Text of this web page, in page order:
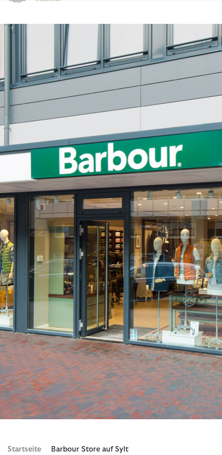
Klicken Sie hier, um unsere Barrierefreiheitserklärung
Startseite Barbour Store auf Sylt